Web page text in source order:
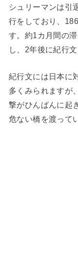
シュリーマンは引
行をしており、
す。約1カ月間の
し、2年後に紀行
紀行文には日本に
多くみられますが
撃がひんぱんに起
危ない橋を渡って